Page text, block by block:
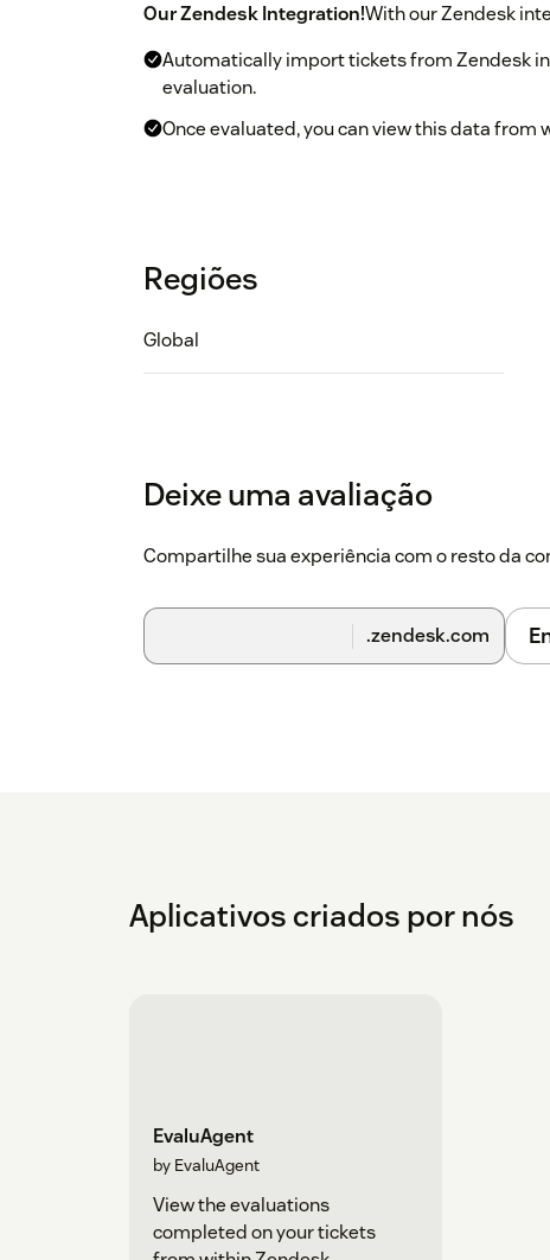
Our Zendesk Integration!With our Zendesk
Automatically import tickets from Zendesk
evaluation.
Once evaluated, you can view this data from
Regiões
Global
Deixe uma avaliação
Compartilhe sua experiência com o resto da
.zendesk.com
Aplicativos criados por nós
EvaluAgent
by EvaluAgent
View the evaluations
completed on your tickets